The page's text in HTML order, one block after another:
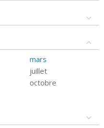
mars
juillet
octobre